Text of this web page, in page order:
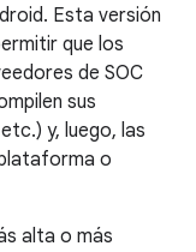
Esta versión
que los
de SOC
sus
y, luego, las
o
alta o más